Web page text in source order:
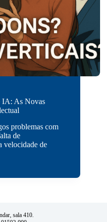
IA: As Novas
problemas com
de
velocidade de
sala 410.